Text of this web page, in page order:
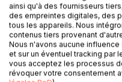
forte demande.
Grâce à ce livre, vous
- Identifier un métier
- Apprendre les
reprendre d'études ;
ainsi qu'à des fournisseurs
des empreintes digitales, des
tous les appareils. Nous
contenus tiers provenant
Nous n'avons aucune
et sur un éventuel tracking par
vous acceptez les processus
révoquer votre consentement